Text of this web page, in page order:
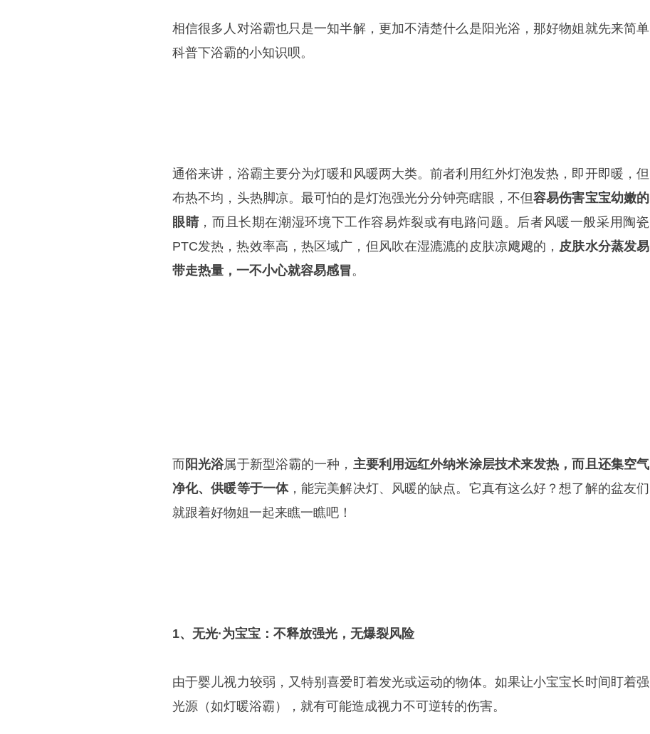
相信很多人对浴霸也只是一知半解，更加不清楚什么是阳光浴，那好物姐就先来简单
科普下浴霸的小知识呗。
通俗来讲，浴霸主要分为灯暖和风暖两大类。前者利用红外灯泡发热，即开即暖，但
布热不均，头热脚凉。最可怕的是灯泡强光分分钟亮瞎眼，不但容易伤害宝宝幼嫩的
眼睛，而且长期在潮湿环境下工作容易炸裂或有电路问题。后者风暖一般采用陶瓷
PTC发热，热效率高，热区域广，但风吹在湿漉漉的皮肤凉飕飕的， 皮肤水分蒸发易
带走热量，一不小心就容易感冒。
而 阳光浴属于新型浴霸的一种， 主要利用远红外纳米涂层技术来发热，而且还集空气
净化、供暖等于一体，能完美解决灯、风暖的缺点。它真有这么好？想了解的盆友们
就跟着好物姐一起来瞧一瞧吧！
1、无光·为宝宝：不释放强光，无爆裂风险
由于婴儿视力较弱，又特别喜爱盯着发光或运动的物体。如果让小宝宝长时间盯着强
光源（如灯暖浴霸），就有可能造成视力不可逆转的伤害。